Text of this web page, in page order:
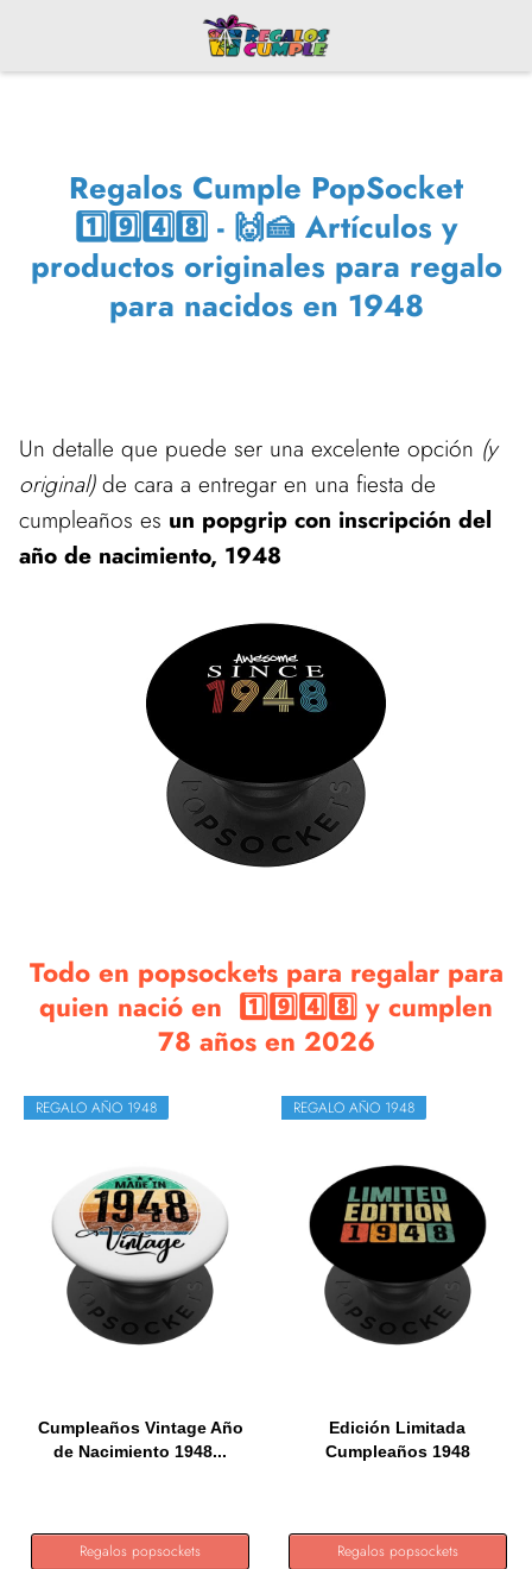
Regalos Cumple PopSocket
1️⃣9️⃣4️⃣8️⃣ - 🙌🍰 Artículos y
productos originales para regalo
para nacidos en 1948
Un detalle que puede ser una excelente opción (y
original)de cara a entregar en una fiesta de
cumpleaños es un popgrip con inscripción del
año de nacimiento, 1948
Todo en popsockets para regalar para
quien nació en 1️⃣9️⃣4️⃣8️⃣ y cumplen
78 años en 2026
REGALO AÑO 1948
Cumpleaños Vintage Año
de Nacimiento 1948...
Regalos popsockets
REGALO AÑO 1948
Edición Limitada
Cumpleaños 1948
Regalos popsockets